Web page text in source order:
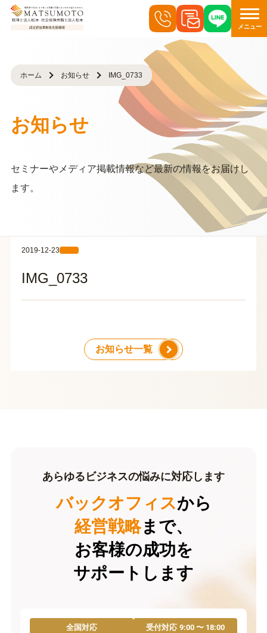
メニュー
ホーム お知らせ IMG_0733
お知らせ
セミナーやメディア掲載情報など最新の情報をお届けし
ます。
2019-12-23
IMG_0733
お知らせ一覧
あらゆるビジネスの悩みに対応します
バックオフィスから
経営戦略まで、
お客様の成功を
サポートします
全国対応 受付対応9:00 〜 18:00